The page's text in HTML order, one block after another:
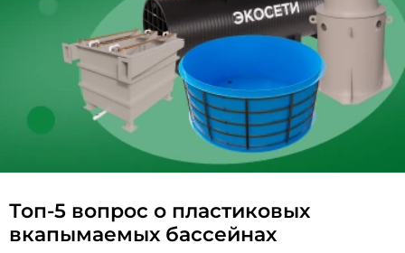
Топ-5 вопрос о пластиковых
вкапымаемых бассейнах